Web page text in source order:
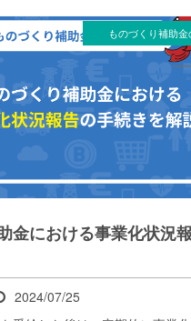
ものづくり補助
金における事業化状況
2024/07/25